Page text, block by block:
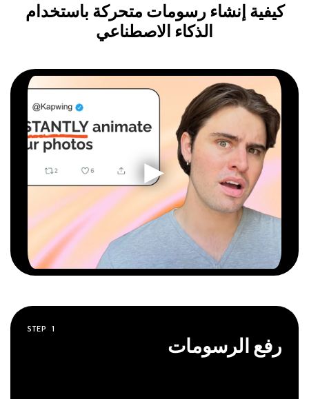
كيفية إنشاء رسومات متحركة باستخدام
الذكاء الاصطناعي
STEP 1
رفع الرسومات